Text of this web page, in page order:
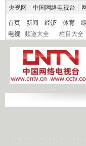
央视网 中国网络电视台
首页 新闻 经济 体育
电视
频道大全 栏目大全